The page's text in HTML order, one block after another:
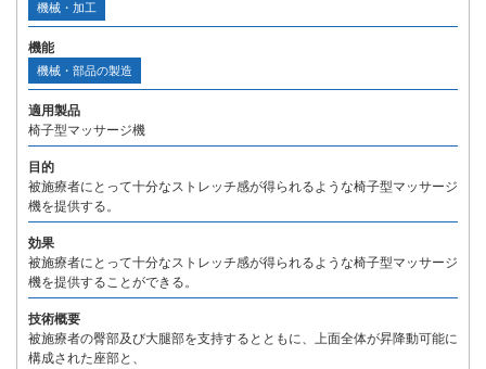
機械・加工
機能
機械・部品の製造
適用製品
椅子型マッサージ機
目的
被施療者にとって十分なストレッチ感が得られるような椅子型マッサージ
機を提供する。
効果
被施療者にとって十分なストレッチ感が得られるような椅子型マッサージ
機を提供することができる。
技術概要
被施療者の臀部及び大腿部を支持するとともに、上面全体が昇降動可能に
構成された座部と、